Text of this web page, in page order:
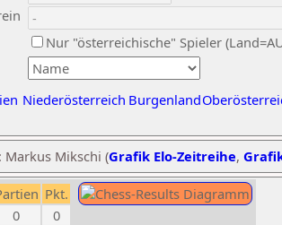
Nur "österreichische" Spieler
Niederösterreich Burgenland
Markus Mikschi (Grafik Elo-Zeitreihe,
Pkt.
0
0